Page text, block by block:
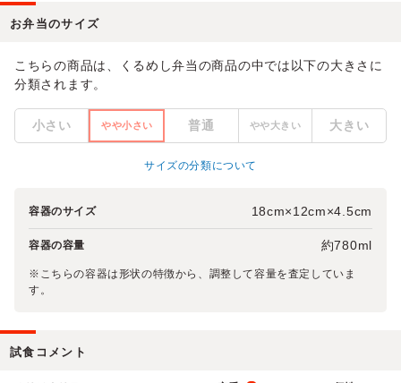
お弁当のサイズ
こちらの商品は、くるめし弁当の商品の中では以下の大きさに
分類されます。
小さい やや小さい 普通 やや大きい 大きい
サイズの分類について
容器のサイズ 18cm×12cm×4.5cm
容器の容量 約780ml
※こちらの容器は形状の特徴から、調整して容量を査定していま
す。
試食コメント